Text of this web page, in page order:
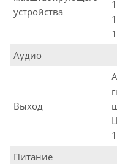
устройства
Аудио
Выход
Питание